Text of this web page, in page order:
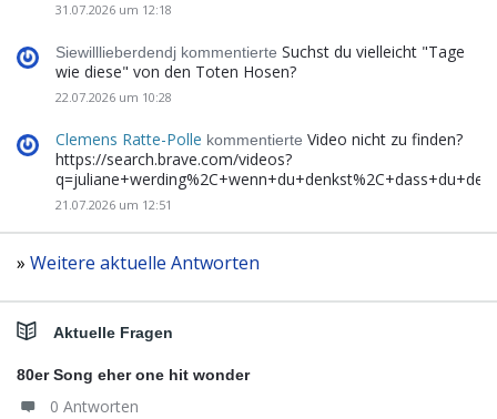
31.07.2026 um 12:18
Siewilllieberdendj kommentierte Suchst du vielleicht "Tage
wie diese" von den Toten Hosen?
22.07.2026 um 10:28
Clemens Ratte-Polle kommentierte Video nicht zu finden?
https://search.brave.com/videos?
21.07.2026 um 12:51
» Weitere aktuelle Antworten
Aktuelle Fragen
80er Song eher one hit wonder
0 Antworten